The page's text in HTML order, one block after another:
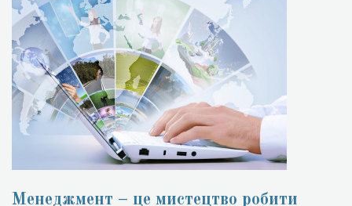
Менеджмент – це мистецтво робити